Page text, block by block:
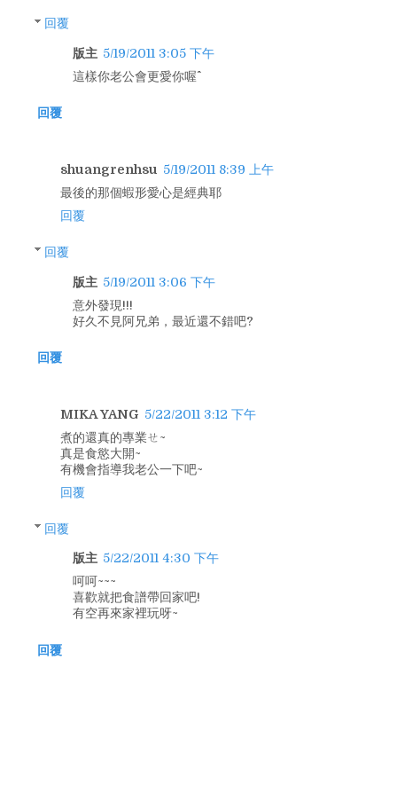
回覆
版主 5/19/2011 3:05 下午
這樣你老公會更愛你喔^^
回覆
shuangrenhsu 5/19/2011 8:39 上午
最後的那個蝦形愛心是經典耶
回覆
回覆
版主 5/19/2011 3:06 下午
意外發現!!!
好久不見阿兄弟，最近還不錯吧?
回覆
MIKA YANG 5/22/2011 3:12 下午
煮的還真的專業ㄝ~
真是食慾大開~
有機會指導我老公一下吧~
回覆
回覆
版主 5/22/2011 4:30 下午
呵呵~~~
喜歡就把食譜帶回家吧!
有空再來家裡玩呀~
回覆